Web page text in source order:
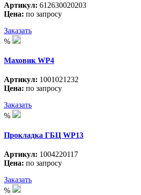
Артикул: 612630020203
Цена: по запросу
Заказать
%
Маховик WP4
Артикул: 1001021232
Цена: по запросу
Заказать
%
Прокладка ГБЦ WP13
Артикул: 1004220117
Цена: по запросу
Заказать
%